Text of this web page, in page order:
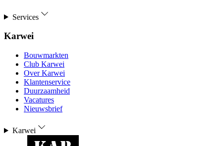
Services
Karwei
Bouwmarkten
Club Karwei
Over Karwei
Klantenservice
Duurzaamheid
Vacatures
Nieuwsbrief
Karwei